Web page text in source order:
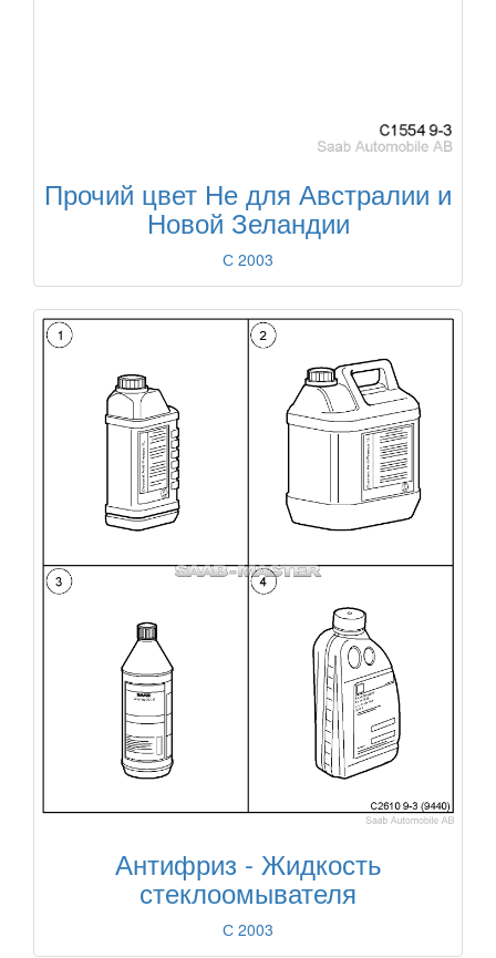
Прочий цвет Не для Австралии и
Новой Зеландии
С 2003
Антифриз - Жидкость
стеклоомывателя
С 2003